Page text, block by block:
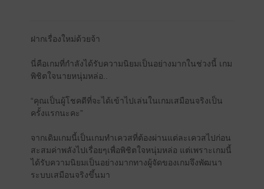
ฝากเรื่องใหม่ด้วยจ้า
นี่คือเกมที่กำลังได้รับความนิยมเป็นอย่างมากในช่วงนี้ เกม
พิชิตใจนายหนุ่มหล่อ..
“คุณเป็นผู้โชคดีที่จะได้เข้าไปเล่นในเกมเสมือนจริงเป็น
ครั้งแรกนะคะ”
จากเดิมเกมนี้เป็นเกมทำเควสที่ต้องผ่านแต่ละเควสไปก่อน
สะสมค่าพลังไปเรื่อยๆเพื่อพิชิตใจหนุ่มหล่อ แต่เพราะเกมนี้
ได้รับความนิยมเป็นอย่างมากทางผู้จัดของเกมจึงพัฒนา
ระบบเสมือนจริงขึ้นมา